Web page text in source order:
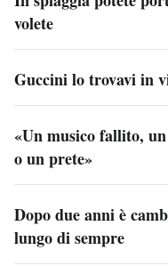
volete
Guccini lo trovavi in
«Un musico fallito,
o un prete»
Dopo due anni è
lungo di sempre